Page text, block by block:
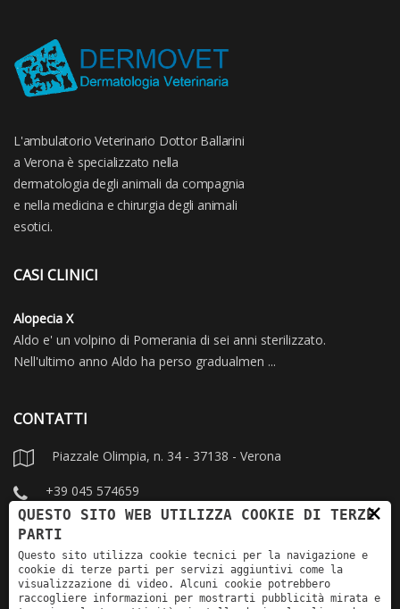
L'ambulatorio Veterinario Dottor Ballarini
a Verona è specializzato nella
dermatologia degli animali da compagnia
e nella medicina e chirurgia degli animali
esotici.
CASI CLINICI
Alopecia X
Aldo e' un volpino di Pomerania di sei anni sterilizzato.
Nell'ultimo anno Aldo ha perso gradualmen ...
CONTATTI
Piazzale Olimpia, n. 34 - 37138 - Verona
+39 045 574659
info@dermovet.it
dermatologia.veterinaria.vr
veterinarioballarinivr
×
QUESTO SITO WEB UTILIZZA COOKIE DI TERZE
PARTI
Questo sito utilizza cookie tecnici per la navigazione e
cookie di terze parti per servizi aggiuntivi come la
visualizzazione di video. Alcuni cookie potrebbero
raccogliere informazioni per mostrarti pubblicità mirata e